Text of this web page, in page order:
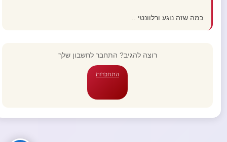
כמה שזה נוגע ורלוונטי ..
רוצה להגיב? התחבר לחשבון שלך
התחברות